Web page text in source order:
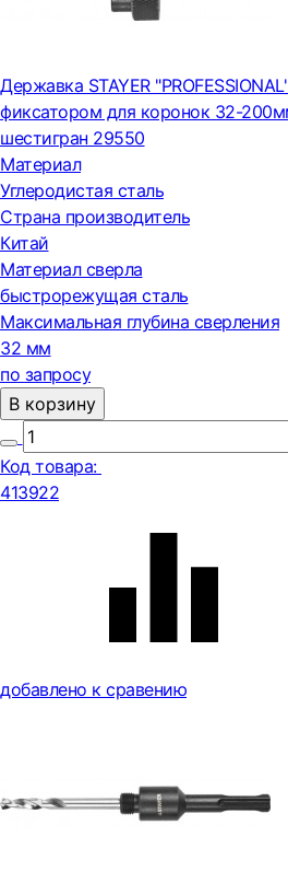
Державка STAYER
фиксатором для коронок 32-
шестигран 29550
Материал
Углеродистая сталь
Страна производитель
Китай
Материал сверла
быстрорежущая сталь
Максимальная глубина сверления
32 мм
по запросу
В корзину
Код товара:
413922
добавлено к сравению